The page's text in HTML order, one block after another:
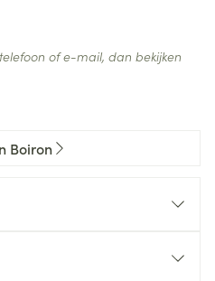
of e-mail, dan bekijken
Boiron